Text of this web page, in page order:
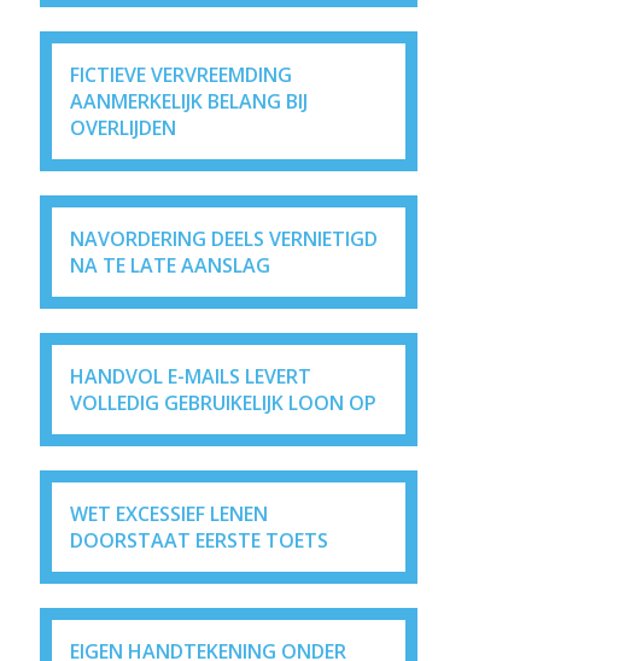
FICTIEVE VERVREEMDING
AANMERKELIJK BELANG BIJ
OVERLIJDEN
NAVORDERING DEELS VERNIETIGD
NA TE LATE AANSLAG
HANDVOL E-MAILS LEVERT
VOLLEDIG GEBRUIKELIJK LOON OP
WET EXCESSIEF LENEN
DOORSTAAT EERSTE TOETS
EIGEN HANDTEKENING ONDER